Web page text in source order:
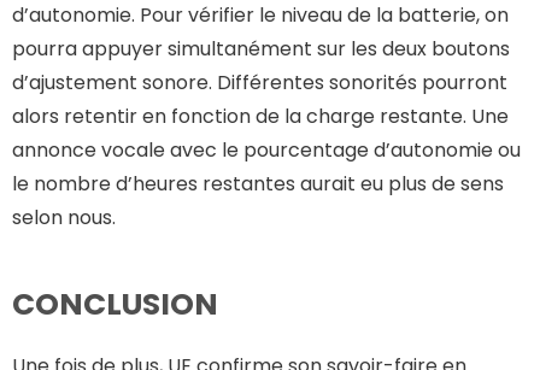
d’autonomie. Pour vérifier le niveau de la batterie, on
pourra appuyer simultanément sur les deux boutons
d’ajustement sonore. Différentes sonorités pourront
alors retentir en fonction de la charge restante. Une
annonce vocale avec le pourcentage d’autonomie ou
le nombre d’heures restantes aurait eu plus de sens
selon nous.
CONCLUSION